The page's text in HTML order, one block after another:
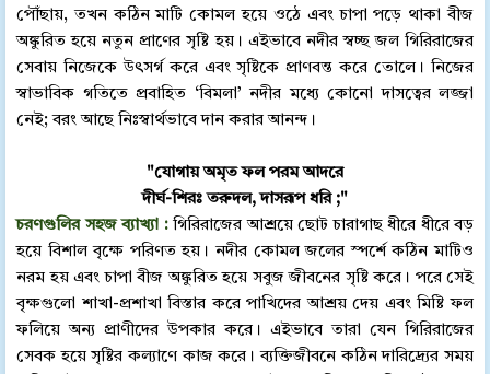
পৌঁছায়, তখন কঠিন মাটি কোমল হয়ে ওঠে এবং চাপা পড়ে থাকা বীজ
অঙ্কুরিত হয়ে নতুন প্রাণের সৃষ্টি হয়। এইভাবে নদীর স্বচ্ছ জল গিরিরাজের
সেবায় নিজেকে উৎসর্গ করে এবং সৃষ্টিকে প্রাণবন্ত করে তোলে। নিজের
স্বাভাবিক গতিতে প্রবাহিত ‘বিমলা’ নদীর মধ্যে কোনো দাসত্বের লজ্জা
নেই; বরং আছে নিঃস্বার্থভাবে দান করার আনন্দ।
"যোগায় অমৃত ফল পরম আদরে
দীর্ঘ-শিরঃ তরুদল, দাসরূপ ধরি ;"
চরণগুলির সহজ ব্যাখ্যা :গিরিরাজের আশ্রয়ে ছোট চারাগাছ ধীরে ধীরে বড়
হয়ে বিশাল বৃক্ষে পরিণত হয়। নদীর কোমল জলের স্পর্শে কঠিন মাটিও
নরম হয় এবং চাপা বীজ অঙ্কুরিত হয়ে সবুজ জীবনের সৃষ্টি করে। পরে সেই
বৃক্ষগুলো শাখা-প্রশাখা বিস্তার করে পাখিদের আশ্রয় দেয় এবং মিষ্টি ফল
ফলিয়ে অন্য প্রাণীদের উপকার করে। এইভাবে তারা যেন গিরিরাজের
সেবক হয়ে সৃষ্টির কল্যাণে কাজ করে। ব্যক্তিজীবনে কঠিন দারিদ্র্যের সময়